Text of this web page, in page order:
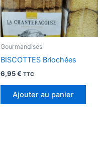
Gourmandises
BISCOTTES Briochées
6,95€ TTC
Ajouter au panier